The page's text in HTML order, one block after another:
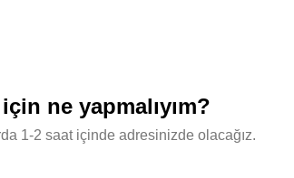
ne yapmalıyım?
1-2 saat içinde adresinizde olacağız.